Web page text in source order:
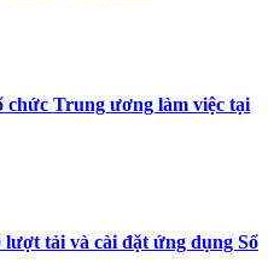
chức Trung ương làm việc tại
tải và cài đặt ứng dụng Sổ